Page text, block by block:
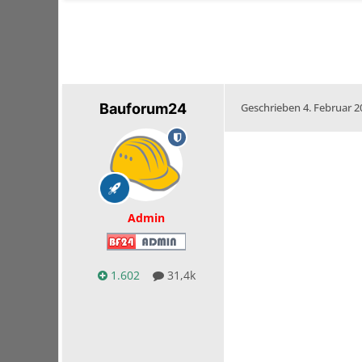
Bauforum24
Admin
1.602 31,4k
Geschrieben 4. Februar